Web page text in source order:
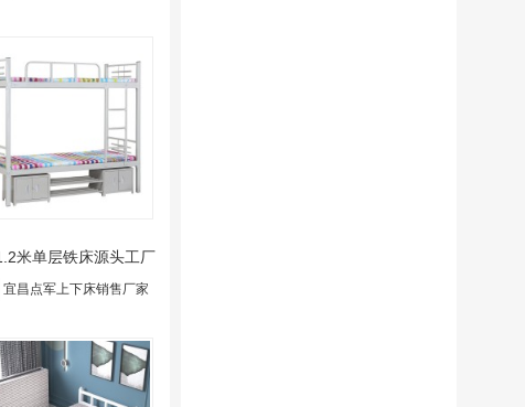
米单层铁床源头工厂
包运输
宜昌点军上下床销售厂家